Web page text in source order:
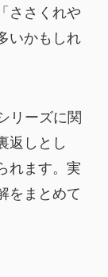
ささくれや
いかもしれ
リーズに関
返しとし
れます。実
をまとめて